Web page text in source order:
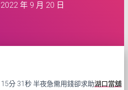
2022 年 9 月 20 日
分 31秒半夜急需用錢卻求助湖口當舖